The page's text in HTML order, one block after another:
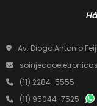
Av. Diogo Antonio
(11) 2284-5555
(11) 95044-7525